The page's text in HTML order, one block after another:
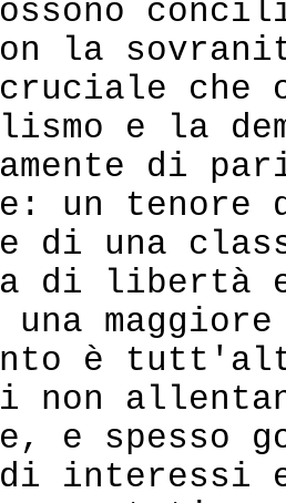
la
cruciale
e la
di
un
di una
di libertà e
una
è
non
e spesso
di interessi